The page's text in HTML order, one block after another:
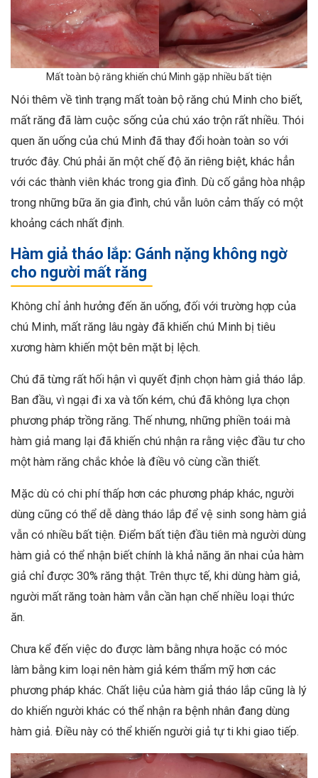
Mất toàn bộ răng khiến chú Minh gặp nhiều bất tiện
Nói thêm về tình trạng mất toàn bộ răng chú Minh cho biết,
mất răng đã làm cuộc sống của chú xáo trộn rất nhiều. Thói
quen ăn uống của chú Minh đã thay đổi hoàn toàn so với
trước đây. Chú phải ăn một chế độ ăn riêng biệt, khác hẳn
với các thành viên khác trong gia đình. Dù cố gắng hòa nhập
trong những bữa ăn gia đình, chú vẫn luôn cảm thấy có một
khoảng cách nhất định.
Hàm giả tháo lắp: Gánh nặng không ngờ
cho người mất răng
Không chỉ ảnh hưởng đến ăn uống, đối với trường hợp của
chú Minh, mất răng lâu ngày đã khiến chú Minh bị tiêu
xương hàm khiến một bên mặt bị lệch.
Chú đã từng rất hối hận vì quyết định chọn hàm giả tháo lắp.
Ban đầu, vì ngại đi xa và tốn kém, chú đã không lựa chọn
phương pháp trồng răng. Thế nhưng, những phiền toái mà
hàm giả mang lại đã khiến chú nhận ra rằng việc đầu tư cho
một hàm răng chắc khỏe là điều vô cùng cần thiết.
Mặc dù có chi phí thấp hơn các phương pháp khác, người
dùng cũng có thể dễ dàng tháo lắp để vệ sinh song hàm giả
vẫn có nhiều bất tiện. Điểm bất tiện đầu tiên mà người dùng
hàm giả có thể nhận biết chính là khả năng ăn nhai của hàm
giả chỉ được 30% răng thật. Trên thực tế, khi dùng hàm giả,
người mất răng toàn hàm vẫn cần hạn chế nhiều loại thức
ăn.
Chưa kể đến việc do được làm bằng nhựa hoặc có móc
làm bằng kim loại nên hàm giả kém thẩm mỹ hơn các
phương pháp khác. Chất liệu của hàm giả tháo lắp cũng là lý
do khiến người khác có thể nhận ra bệnh nhân đang dùng
hàm giả. Điều này có thể khiến người giả tự ti khi giao tiếp.